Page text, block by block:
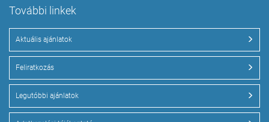
További linkek
Aktuális ajánlatok
Feliratkozás
Legutóbbi ajánlatok